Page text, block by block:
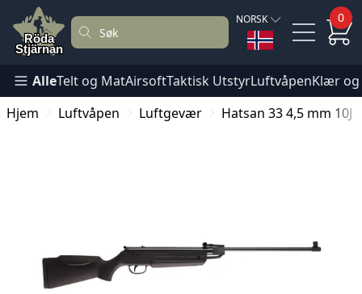
NORSK 0
AlleTelt og MatAirsoftTaktisk UtstyrLuftvåpenKlær
Hjem
Luftvåpen Luftgevær Hatsan 33 4,5 mm 10J